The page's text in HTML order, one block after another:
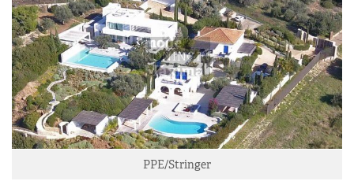
PPE/Stringer